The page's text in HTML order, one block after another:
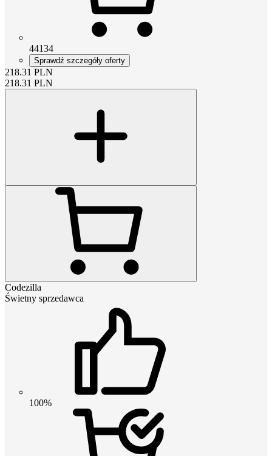
44134
Sprawdź szczegóły oferty
218.31 PLN
218.31 PLN
Codezilla
Świetny sprzedawca
100%